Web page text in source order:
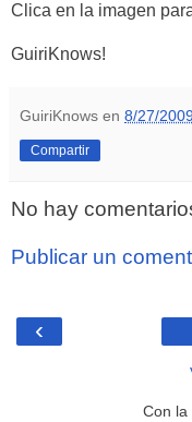
Clica en la imagen
GuiriKnows!
GuiriKnows en 8/27/
Compartir
No hay
Publicar un
‹
Con la